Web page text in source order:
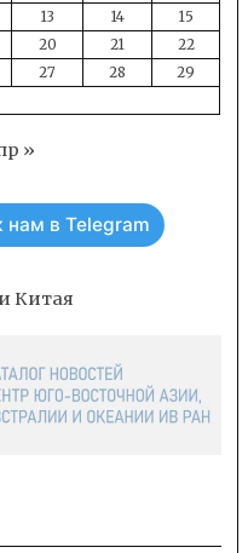
13 14
15
20 21
22
27 28
29
»
нам в Telegram